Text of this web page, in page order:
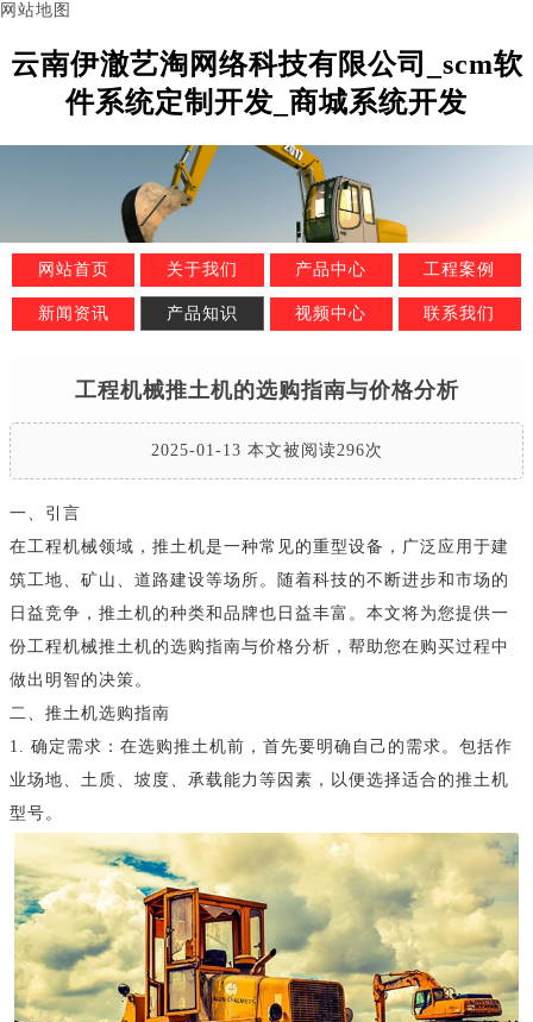
网站地图
云南伊澈艺淘网络科技有限公司_scm软
件系统定制开发_商城系统开发
网站首页 关于我们 产品中心 工程案例
新闻资讯 产品知识 视频中心 联系我们
工程机械推土机的选购指南与价格分析
2025-01-13 本文被阅读296次
一、引言
在工程机械领域，推土机是一种常见的重型设备，广泛应用于建
筑工地、矿山、道路建设等场所。随着科技的不断进步和市场的
日益竞争，推土机的种类和品牌也日益丰富。本文将为您提供一
份工程机械推土机的选购指南与价格分析，帮助您在购买过程中
做出明智的决策。
二、推土机选购指南
1. 确定需求：在选购推土机前，首先要明确自己的需求。包括作
业场地、土质、坡度、承载能力等因素，以便选择适合的推土机
型号。